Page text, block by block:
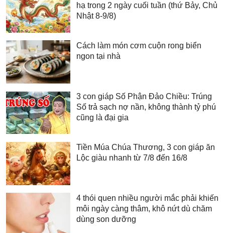
hạ trong 2 ngày cuối tuần (thứ Bảy, Chủ
Nhật 8-9/8)
Cách làm món cơm cuộn rong biển
ngon tại nhà
3 con giáp Số Phận Đảo Chiều: Trúng
Số trả sạch nợ nần, không thành tỷ phú
cũng là đại gia
Tiền Múa Chúa Thương, 3 con giáp ăn
Lộc giàu nhanh từ 7/8 đến 16/8
4 thói quen nhiều người mắc phải khiến
môi ngày càng thâm, khô nứt dù chăm
dùng son dưỡng